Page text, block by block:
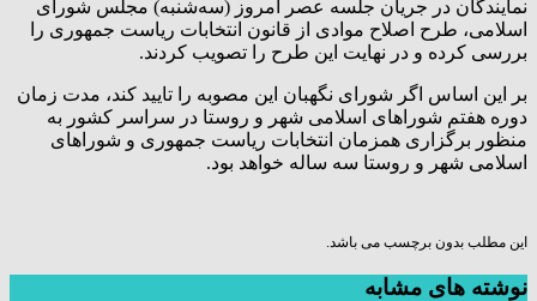
نمایندگان در جریان جلسه عصر امروز (سه‌شنبه) مجلس شورای
اسلامی، طرح اصلاح موادی از قانون انتخابات ریاست جمهوری را
بررسی کرده و در نهایت این طرح را تصویب کردند.
بر این اساس اگر شورای نگهبان این مصوبه را تایید کند، مدت زمان
دوره هفتم شوراهای اسلامی شهر و روستا در سراسر کشور به
منظور برگزاری همزمان انتخابات ریاست جمهوری و شوراهای
اسلامی شهر و روستا سه ساله خواهد بود.
این مطلب بدون برچسب می باشد.
نوشته های مشابه